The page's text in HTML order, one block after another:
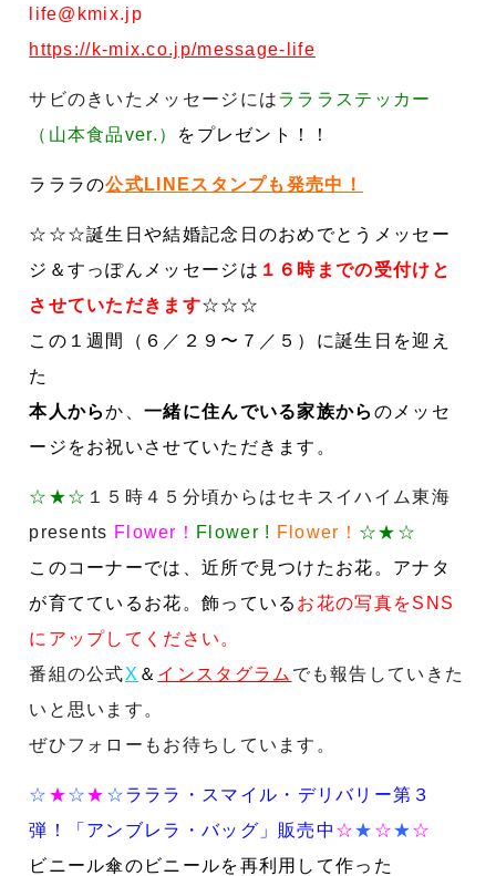
life@kmix.jp
https://k-mix.co.jp/message-life
サビのきいたメッセージにはラララステッカー
（山本食品ver.）
をプレゼント！！
ラララの公式LINEスタンプも発売中！
☆☆☆誕生日や結婚記念日のおめでとうメッセー
ジ＆すっぽんメッセージは １６時までの受付けと
させていただきます☆☆☆
この１週間（６ ／２９〜７／５）に誕生日を迎え
た
本人からか、一緒に住んでいる家族から のメッセ
ージをお祝いさせていただきます。
☆★☆ １５時４５分頃からはセキスイハイム東海
presents Flower！ Flower ! Flower！ ☆★☆
このコーナーでは、近所で見つけたお花。アナタ
が育てているお花。飾っている お花の写真をSNS
にアップしてください。
番組の公式X ＆ インスタグラム でも報告していきた
いと思います。
ぜひフォローもお待ちしています。
☆ ★☆★ ☆ラララ・スマイル・デリバリー第３
弾！
「アンブレラ・バッグ」販売中 ☆★ ☆★☆
ビニール傘のビニールを再利用して作った